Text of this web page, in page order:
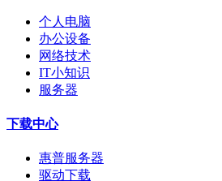
个人电脑
办公设备
网络技术
IT小知识
服务器
下载中心
惠普服务器
驱动下载